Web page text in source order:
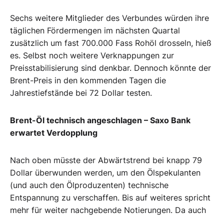
Sechs weitere Mitglieder des Verbundes würden ihre
täglichen Fördermengen im nächsten Quartal
zusätzlich um fast 700.000 Fass Rohöl drosseln, hieß
es. Selbst noch weitere Verknappungen zur
Preisstabilisierung sind denkbar. Dennoch könnte der
Brent-Preis in den kommenden Tagen die
Jahrestiefstände bei 72 Dollar testen.
Brent-Öl technisch angeschlagen – Saxo Bank
erwartet Verdopplung
Nach oben müsste der Abwärtstrend bei knapp 79
Dollar überwunden werden, um den Ölspekulanten
(und auch den Ölproduzenten) technische
Entspannung zu verschaffen. Bis auf weiteres spricht
mehr für weiter nachgebende Notierungen. Da auch